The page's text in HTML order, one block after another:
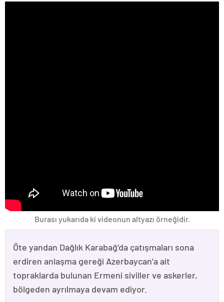
Burası yukarıda ki videonun altyazı örneğidir.
Öte yandan Dağlık Karabağ’da çatışmaları sona
erdiren anlaşma gereği Azerbaycan’a ait
topraklarda bulunan Ermeni siviller ve askerler,
bölgeden ayrılmaya devam ediyor.